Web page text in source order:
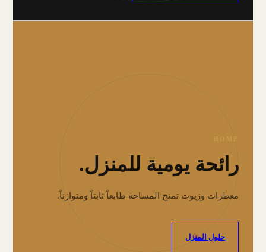
HOME
رائحة يومية للمنزل.
معطرات وزيوت تمنح المساحة طابعاً ثابتاً ومتوازناً.
حلول المنزل